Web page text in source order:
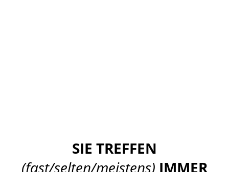
SIE TREFFEN
(fast/selten/meistens) IMMER